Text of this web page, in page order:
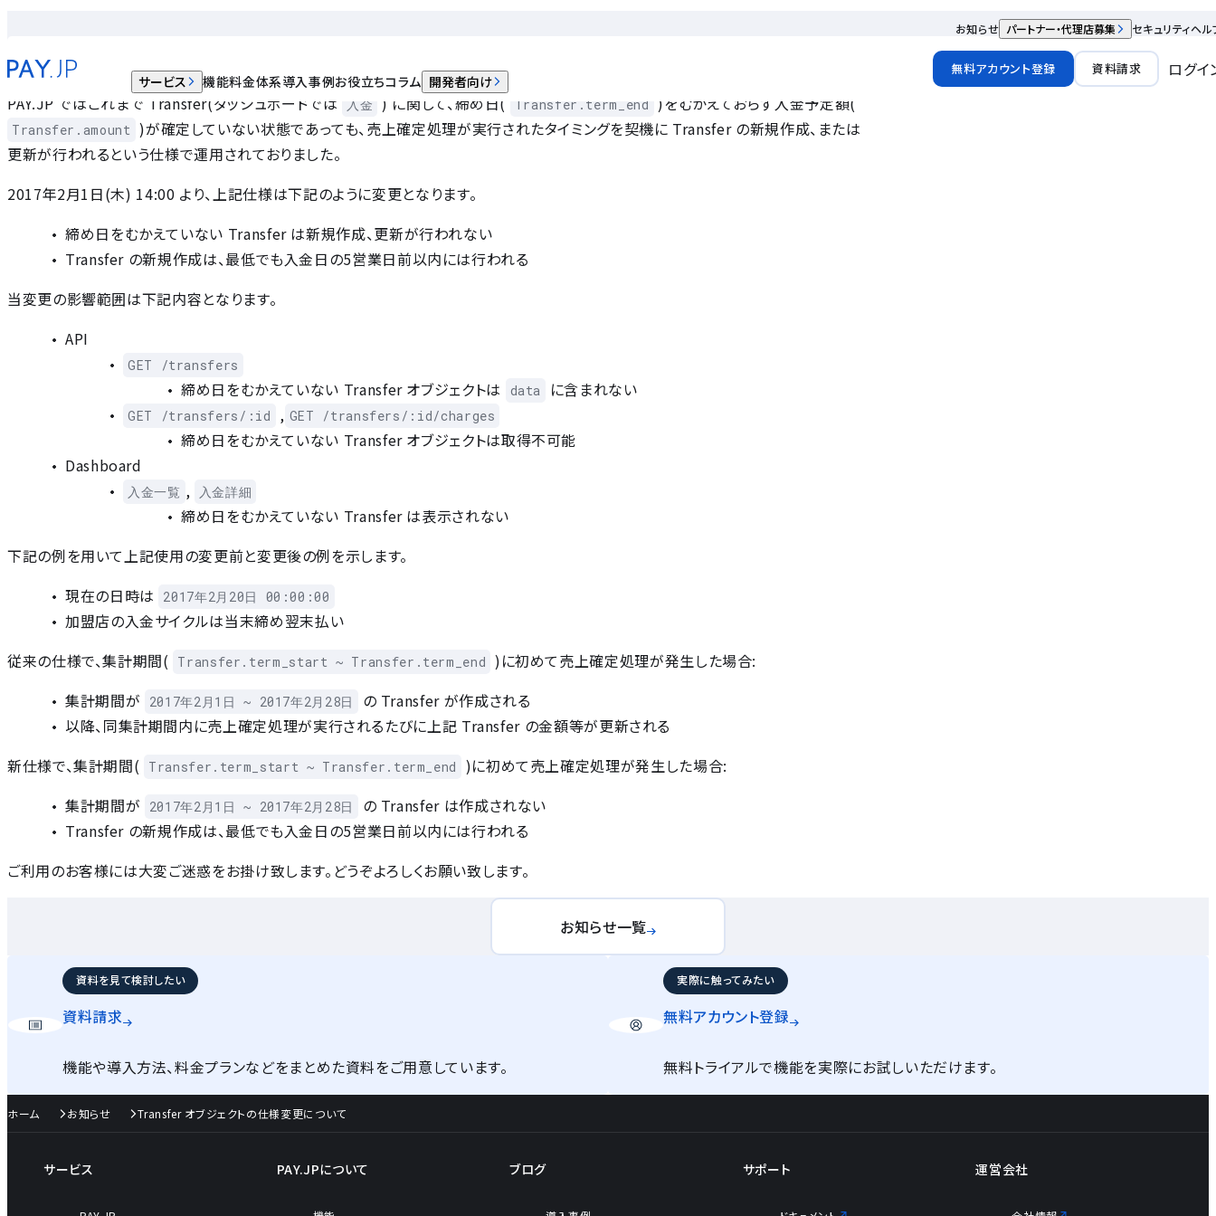
サービス 機能料金体系導入事例お役立ちコラム 開発者向け
お知らせ パートナー・代理店募集 セキュリティヘル
無料アカウント登録 資料請求 ログイ
2017.01.17
PAY.JP ではこれまで Transfer(ダッシュボードでは 入金 ) に関して、締め日( Transfer.term_end )をむかえておらず入金予定額(
Transfer.amount )が確定していない状態であっても、売上確定処理が実行されたタイミングを契機に Transfer の新規作成、または
更新が行われるという仕様で運用されておりました。
2017年2月1日(木) 14:00 より、上記仕様は下記のように変更となります。
締め日をむかえていない Transfer は新規作成、更新が行われない
Transfer の新規作成は、最低でも入金日の5営業日前以内には行われる
当変更の影響範囲は下記内容となります。
API
GET /transfers
締め日をむかえていない Transfer オブジェクトは data に含まれない
GET /transfers/:id , GET /transfers/:id/charges
締め日をむかえていない Transfer オブジェクトは取得不可能
Dashboard
入金一覧 , 入金詳細
締め日をむかえていない Transfer は表示されない
下記の例を用いて上記使用の変更前と変更後の例を示します。
現在の日時は
2017年2月20日 00:00:00
加盟店の入金サイクルは当末締め翌末払い
従来の仕様で、集計期間(
Transfer.term_start ~ Transfer.term_end )に初めて売上確定処理が発生した場合:
集計期間が
2017年2月1日 ~ 2017年2月28日
の Transfer が作成される
以降、同集計期間内に売上確定処理が実行されるたびに上記 Transfer の金額等が更新される
新仕様で、集計期間(
Transfer.term_start ~ Transfer.term_end
)に初めて売上確定処理が発生した場合:
集計期間が
2017年2月1日 ~ 2017年2月28日
の Transfer は作成されない
Transfer の新規作成は、最低でも入金日の5営業日前以内には行われる
ご利用のお客様には大変ご迷惑をお掛け致します。どうぞよろしくお願い致します。
お知らせ一覧
資料を見て検討したい
資料請求
機能や導入方法、料金プランなどをまとめた資料をご用意しています。
実際に触ってみたい
無料アカウント登録
無料トライアルで機能を実際にお試しいただけます。
ホーム お知らせ Transfer オブジェクトの仕様変更について
サービス PAY.JPについて ブログ サポート 運営会社